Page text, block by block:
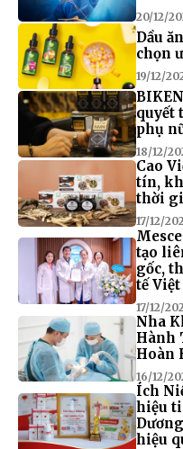
20/12/
Dầu
chọn
19/12/
quyết
phụ
18/12/
Cao
tín,
thời
17/12/
tạo
gốc,
tế
17/12/
Nha
Hành
Hoàn
16/12/
Ích
hiệu
hiệu